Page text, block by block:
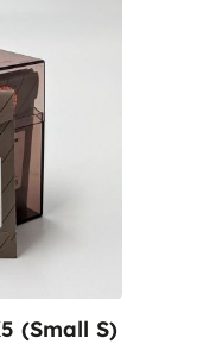
(Small S)